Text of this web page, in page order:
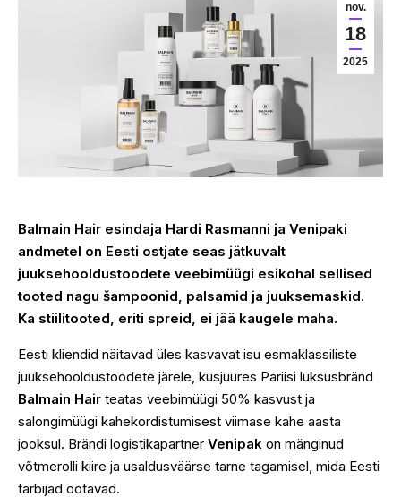
nov.
18
2025
Balmain Hair esindaja Hardi Rasmanni ja Venipaki
andmetel on Eesti ostjate seas jätkuvalt
juuksehooldustoodete veebimüügi esikohal sellised
tooted nagu šampoonid, palsamid ja juuksemaskid.
Ka stiilitooted, eriti spreid, ei jää kaugele maha.
Eesti kliendid näitavad üles kasvavat isu esmaklassiliste
juuksehooldustoodete järele, kusjuures Pariisi luksusbränd
Balmain Hair teatas veebimüügi 50% kasvust ja
salongimüügi kahekordistumisest viimase kahe aasta
jooksul. Brändi logistikapartner Venipak on mänginud
võtmerolli kiire ja usaldusväärse tarne tagamisel, mida Eesti
tarbijad ootavad.